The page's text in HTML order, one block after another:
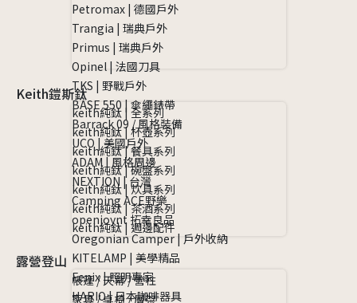
Petromax | 德國戶外
Trangia | 瑞典戶外
Primus | 瑞典戶外
Opinel | 法國刀具
TKS | 野戰戶外
BASE 550 | 傘繩錶帶
Barrack 09 / 風格裝備
UCO | 美國戶外
ADAM | 風格周邊
NEXTION | 台灣
Camping ACE野樂
openjoynt 拓幸良品
Oregonian Camper | 戶外收納
KITELAMP | 美學精品
Fenix | 照明專家
HARIO | 日本咖啡器具
Keith鎧斯鈦
keith純鈦 | 全系列
keith純鈦 | 杯壺系列
keith純鈦 | 餐具系列
keith純鈦 | 碗盤系列
keith純鈦 | 炊具系列
keith純鈦 | 茶酒系列
keith純鈦 | 週邊配件
露營登山
帳篷 / 天幕 / 營柱
家具 / 桌椅 / 層架